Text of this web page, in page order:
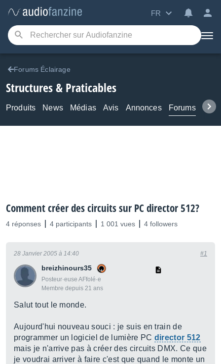
FR
Forums Éclairage
Structures & Praticables
Produits News Médias Avis Annonces Forums
Comment créer des circuits sur PC director 512?
4 réponses 4 participants 1 001 vues 4 followers
breizhinours35
Posteur·euse AFfolé·e
Membre depuis 21 ans
28 Janvier 2005 à 14:40 #1
Salut tout le monde.
Aujourd'hui nouveau souci : je suis en train de
programmer un logiciel de lumière PC director 512
mais je n'arrive pas à créer des circuits DMX. Ce que
je voudrai arriver à faire c'est que quand le monte un